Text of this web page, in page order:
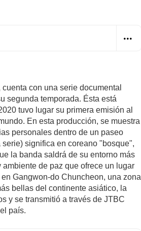
cuenta con una serie documental
segunda temporada. Ésta está
tuvo lugar su primera emisión al
En esta producción, se muestra
personales dentro de un paseo
significa en coreano "bosque",
la banda saldrá de su entorno más
de paz que ofrece un lugar
Gangwon-do Chuncheon, una zona
bellas del continente asiático, la
y se transmitió a través de JTBC
país.